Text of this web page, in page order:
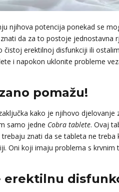
njihova potencija ponekad se
da za to postoje jednostavna
čistoj erektilnoj disfunkciji ili
i napokon uklonite probleme
pomažu!
kako je njihovo
samo jedne Cobra tablete. Ovaj
znati da se tableta ne
Oni koji imaju problema s
erektilnu